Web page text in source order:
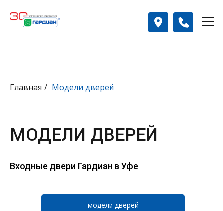
Главная / Модели дверей
МОДЕЛИ ДВЕРЕЙ
Входные двери Гардиан в Уфе
модели дверей